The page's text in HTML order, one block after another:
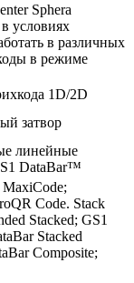
Sphera
условиях
в различных
в режиме
1D/2D
затвор
линейные
DataBar™
Code. Stack
Stacked; GS1
Stacked
Composite;